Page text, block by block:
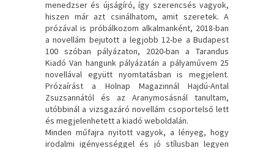
menedzser és újságíró, így szerencsés vagyok,
hiszen már azt csinálhatom, amit szeretek. A
prózával is próbálkozom alkalmanként, 2018-ban
a novellám bejutott a legjobb 12-be a Budapest
100 szóban pályázaton, 2020-ban a Tarandus
Kiadó Van hangunk pályázatán a pályaművem 25
novellával együtt nyomtatásban is megjelent.
Prózaírást a Holnap Magazinnál Hajdú-Antal
Zsuzsannától és az Aranymosásnál tanultam,
utóbbinál a vizsgazáró novellám csoportelső lett
és megjelenhetett a kiadó weboldalán.
Minden műfajra nyitott vagyok, a lényeg, hogy
irodalmi igényességgel és jó stílusban legyen